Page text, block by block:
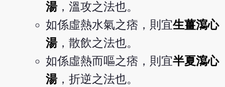
湯，溫攻之法也。
如係虛熱水氣之痞，則宜生薑瀉心
湯，散飲之法也。
如係虛熱而嘔之痞，則宜半夏瀉心
湯，折逆之法也。